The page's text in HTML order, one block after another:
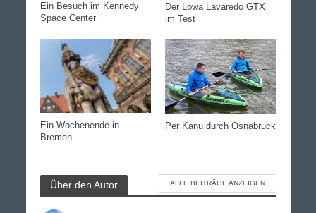
Ein Besuch im Kennedy
Space Center
Der Lowa Lavaredo GTX
im Test
Ein Wochenende in
Bremen
Per Kanu durch Osnabrück
Über den Autor ALLE BEITRÄGE ANZEIGEN